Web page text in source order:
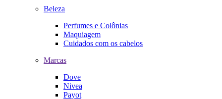
Beleza
Perfumes e Colônias
Maquiagem
Cuidados com os cabelos
Marcas
Dove
Nivea
Payot